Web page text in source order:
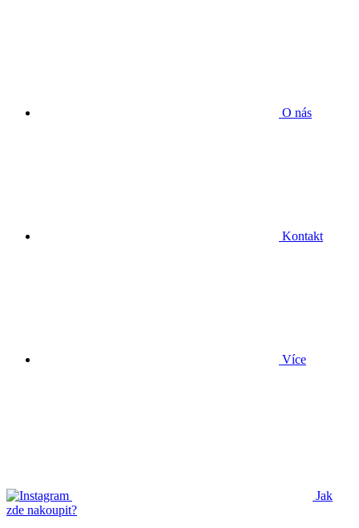
O nás
Kontakt
Více
Jak
zde nakoupit?